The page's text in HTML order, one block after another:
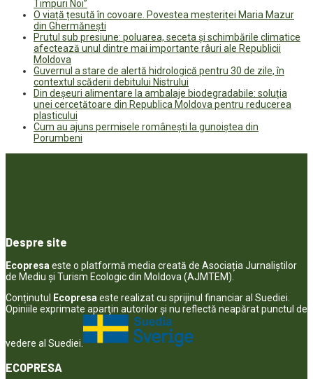
Timpuri Noi”
O viață țesută în covoare. Povestea meșteriței Maria Mazur
din Ghermănești
Prutul sub presiune: poluarea, seceta și schimbările climatice
afectează unul dintre mai importante râuri ale Republicii
Moldova
Guvernul a stare de alertă hidrologică pentru 30 de zile, în
contextul scăderii debitului Nistrului
Din deșeuri alimentare la ambalaje biodegradabile: soluția
unei cercetătoare din Republica Moldova pentru reducerea
plasticului
Cum au ajuns permisele românești la gunoiștea din
Porumbeni
Despre site
Ecopresa este o platformă media creată de Asociația Jurnaliștilor
de Mediu și Turism Ecologic din Moldova (AJMTEM).
Conținutul
Ecopresa este realizat cu sprijinul financiar al Suediei.
Opiniile exprimate aparţin autorilor şi nu reflectă neapărat punctul de
vedere al Suediei.
ECOPRESA